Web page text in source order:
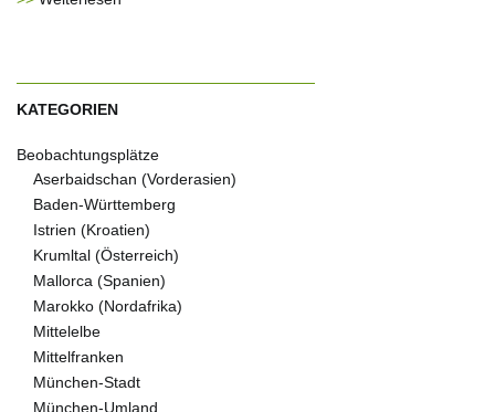
KATEGORIEN
Beobachtungsplätze
Aserbaidschan (Vorderasien)
Baden-Württemberg
Istrien (Kroatien)
Krumltal (Österreich)
Mallorca (Spanien)
Marokko (Nordafrika)
Mittelelbe
Mittelfranken
München-Stadt
München-Umland